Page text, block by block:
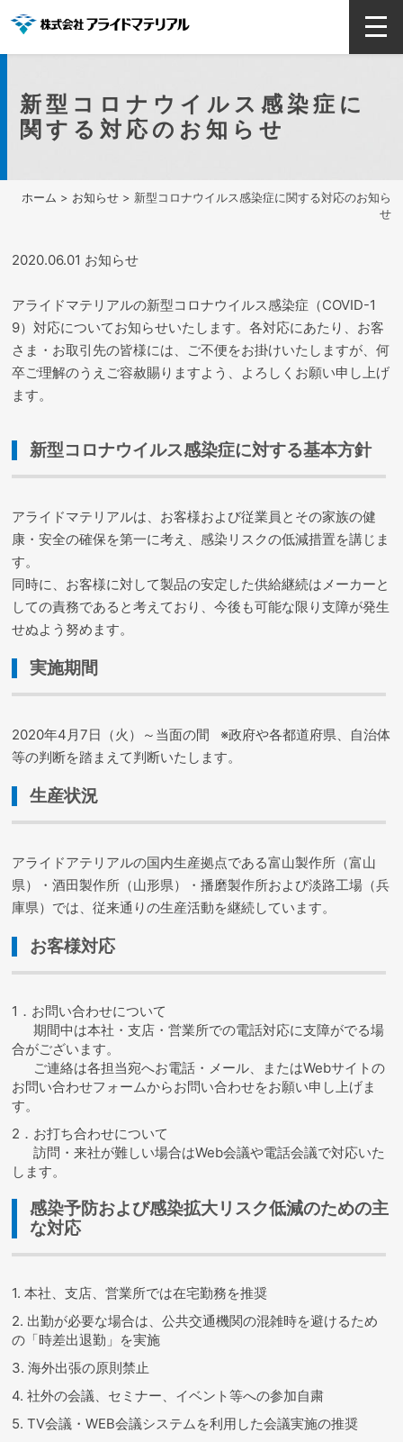
ホーム > お知らせ> 新型コロナウイルス感染症に関する対応のお知ら
せ
新型コロナウイルス感染症に
関する対応のお知らせ
2020.06.01 お知らせ
アライドマテリアルの新型コロナウイルス感染症（COVID-1
9）対応についてお知らせいたします。各対応にあたり、お客
さま・お取引先の皆様には、ご不便をお掛けいたしますが、何
卒ご理解のうえご容赦賜りますよう、よろしくお願い申し上げ
ます。
新型コロナウイルス感染症に対する基本方針
アライドマテリアルは、お客様および従業員とその家族の健
康・安全の確保を第一に考え、感染リスクの低減措置を講じま
す。
同時に、お客様に対して製品の安定した供給継続はメーカーと
しての責務であると考えており、今後も可能な限り支障が発生
せぬよう努めます。
実施期間
2020年4月7日（火）～当面の間 ※政府や各都道府県、自治体
等の判断を踏まえて判断いたします。
生産状況
アライドアテリアルの国内生産拠点である富山製作所（富山
県）・酒田製作所（山形県）・播磨製作所および淡路工場（兵
庫県）では、従来通りの生産活動を継続しています。
お客様対応
1．お問い合わせについて
期間中は本社・支店・営業所での電話対応に支障がでる場
合がございます。
ご連絡は各担当宛へお電話・メール、またはWebサイトの
お問い合わせフォームからお問い合わせをお願い申し上げま
す。
2．お打ち合わせについて
訪問・来社が難しい場合はWeb会議や電話会議で対応いた
します。
感染予防および感染拡大リスク低減のための主
な対応
1. 本社、支店、営業所では在宅勤務を推奨
2. 出勤が必要な場合は、公共交通機関の混雑時を避けるため
の「時差出退勤」を実施
3. 海外出張の原則禁止
4. 社外の会議、セミナー、イベント等への参加自粛
5. TV会議・WEB会議システムを利用した会議実施の推奨